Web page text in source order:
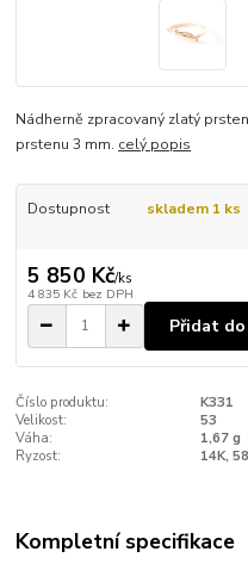
Nádherně zpracovaný zlatý
prstenu 3 mm. celý popis
Dostupnost skladem 1 ks
5 850 Kč/ks
4 835 Kč bez DPH
Přidat
Číslo produktu:
K331
Velikost:
53
Váha:
1,67 g
Ryzost:
14K,
Kompletní specifikace